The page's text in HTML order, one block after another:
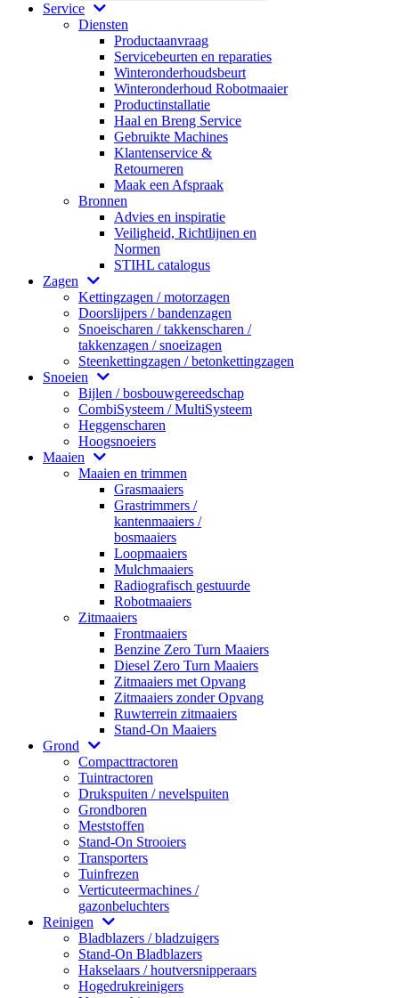
Service
Diensten
Productaanvraag
Servicebeurten en reparaties
Winteronderhoudsbeurt
Winteronderhoud Robotmaaier
Productinstallatie
Haal en Breng Service
Gebruikte Machines
Klantenservice &
Retourneren
Maak een Afspraak
Bronnen
Advies en inspiratie
Veiligheid, Richtlijnen en
Normen
STIHL catalogus
Zagen
Kettingzagen / motorzagen
Doorslijpers / bandenzagen
Snoeischaren / takkenscharen /
takkenzagen / snoeizagen
Steenkettingzagen / betonkettingzagen
Snoeien
Bijlen / bosbouwgereedschap
CombiSysteem / MultiSysteem
Heggenscharen
Hoogsnoeiers
Maaien
Maaien en trimmen
Grasmaaiers
Grastrimmers /
kantenmaaiers /
bosmaaiers
Loopmaaiers
Mulchmaaiers
Radiografisch gestuurde
Robotmaaiers
Zitmaaiers
Frontmaaiers
Benzine Zero Turn Maaiers
Diesel Zero Turn Maaiers
Zitmaaiers met Opvang
Zitmaaiers zonder Opvang
Ruwterrein zitmaaiers
Stand-On Maaiers
Grond
Compacttractoren
Tuintractoren
Drukspuiten / nevelspuiten
Grondboren
Meststoffen
Stand-On Strooiers
Transporters
Tuinfrezen
Verticuteermachines /
gazonbeluchters
Reinigen
Bladblazers / bladzuigers
Stand-On Bladblazers
Hakselaars / houtversnipperaars
Hogedrukreinigers